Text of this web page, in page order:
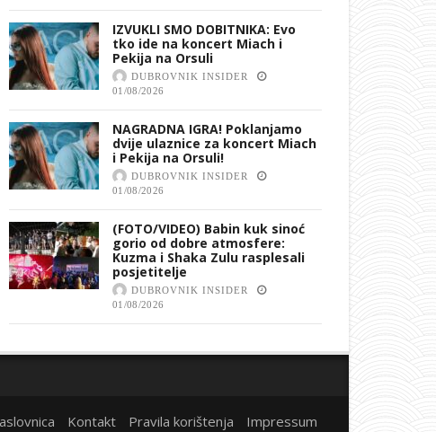
IZVUKLI SMO DOBITNIKA: Evo
tko ide na koncert Miach i
Pekija na Orsuli
DUBROVNIK INSIDER
01/08/2026
NAGRADNA IGRA! Poklanjamo
dvije ulaznice za koncert Miach
i Pekija na Orsuli!
DUBROVNIK INSIDER
01/08/2026
(FOTO/VIDEO) Babin kuk sinoć
gorio od dobre atmosfere:
Kuzma i Shaka Zulu rasplesali
posjetitelje
DUBROVNIK INSIDER
01/08/2026
Kontakt Pravila korištenja Impressum